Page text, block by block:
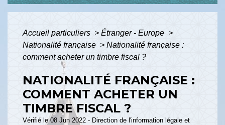
Accueil particuliers > Étranger - Europe >
Nationalité française > Nationalité française :
comment acheter un timbre fiscal ?
NATIONALITÉ FRANÇAISE :
COMMENT ACHETER UN
TIMBRE FISCAL ?
Vérifié le 08 Jun 2022 - Direction de l'information légale et